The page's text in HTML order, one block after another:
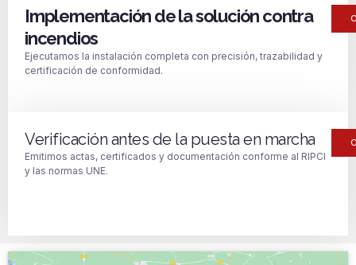
Implementación de la solución contra
incendios
Ejecutamos la instalación completa con precisión, trazabilidad y
certificación de conformidad.
Verificación antes de la puesta en marcha
Emitimos actas, certificados y documentación conforme al RIPCI
y las normas UNE.